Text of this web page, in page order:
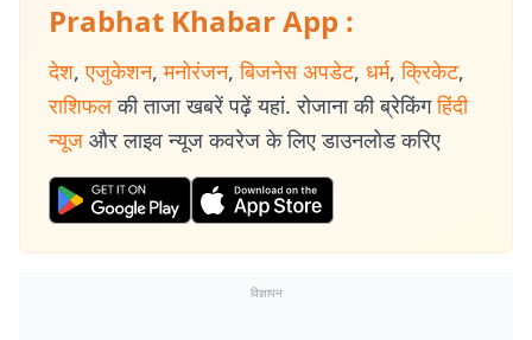
Prabhat Khabar App :
देश, एजुकेशन, मनोरंजन, बिजनेस अपडेट, धर्म, क्रिकेट,
राशिफल की ताजा खबरें पढ़ें यहां. रोजाना की ब्रेकिंग हिंदी
न्यूज और लाइव न्यूज कवरेज के लिए डाउनलोड करिए
विज्ञापन